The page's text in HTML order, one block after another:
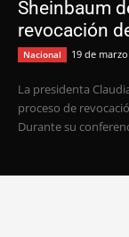
Sheinbaum
revocación
Nacional 19 de
La presidenta
proceso de
Durante su